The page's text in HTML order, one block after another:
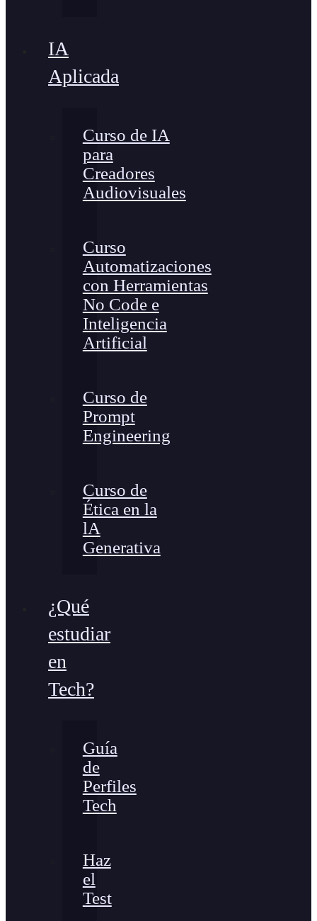
IA
Aplicada
Curso de IA
para
Creadores
Audiovisuales
Curso
Automatizaciones
con Herramientas
No Code e
Inteligencia
Artificial
Curso de
Prompt
Engineering
Curso de
Ética en la
lA
Generativa
¿Qué
estudiar
en
Tech?
Guía
de
Perfiles
Tech
Haz
el
Test